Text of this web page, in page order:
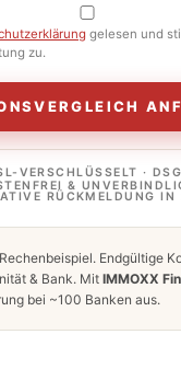
gelesen und
zu.
VERSCHLÜSSELT ·
&
RÜCKMELDUNG IN
Endgültige
& Bank. Mit IMMOXX
bei ~100 Banken aus.